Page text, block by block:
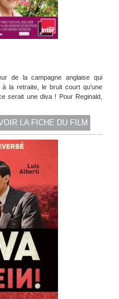
de la campagne anglaise qui
la retraite, le bruit court qu’une
serait une diva ! Pour Reginald,
LA FICHE DU FILM